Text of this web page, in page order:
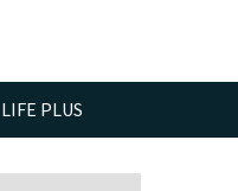
LIFE PLUS